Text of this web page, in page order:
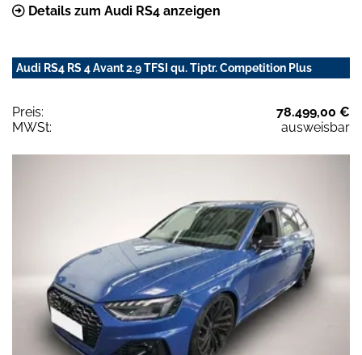
Details zum Audi RS4 anzeigen
Audi RS4 RS 4 Avant 2.9 TFSI qu. Tiptr. Competition Plus
Preis:
78.499,00 €
MWSt:
ausweisbar